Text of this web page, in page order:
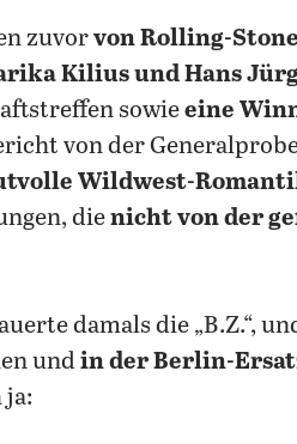
zuvorvon Rolling-
Kilius und Hans
sowieeine
von der
Wildwest-
dienicht von der
damals die „B.Z.“,
undin der Berlin-
ja: